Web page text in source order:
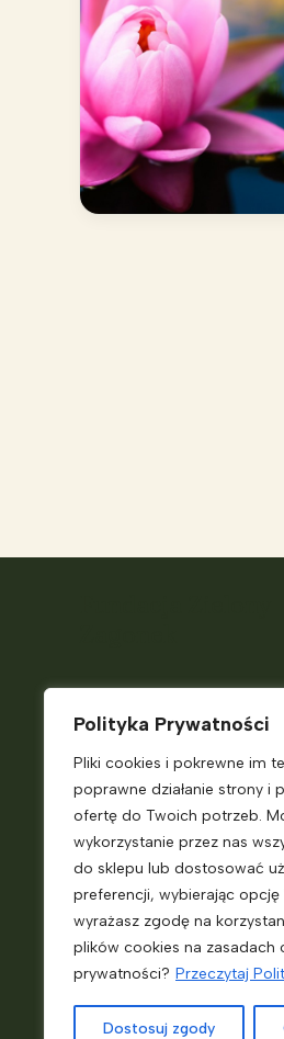
Polityka Prywatności
Pliki cookies i pokrewne im
poprawne działanie strony i
ofertę do Twoich potrzeb.
wykorzystanie przez nas
do sklepu lub dostosować
preferencji, wybierając
wyrażasz zgodę na
plików cookies na zasadach
prywatności? Przeczytaj
Dostosuj zgody
Telefon:
+48 882 187 931
mail:
Pn. – Pt.
Jasienna 46
33-322 Jasienna
NIP: 7343556249